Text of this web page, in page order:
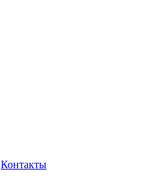
Контакты